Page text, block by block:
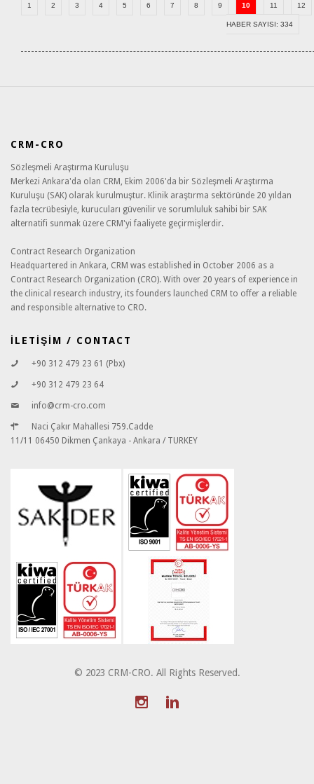
1 2 3 4 5 6 7 8 9 10 11 12
HABER SAYISI: 334
CRM-CRO
Sözleşmeli Araştırma Kuruluşu
Merkezi Ankara'da olan CRM, Ekim 2006'da bir Sözleşmeli Araştırma
Kuruluşu (SAK) olarak kurulmuştur. Klinik araştırma sektöründe 20 yıldan
fazla tecrübesiyle, kurucuları güvenilir ve sorumluluk sahibi bir SAK
alternatifi sunmak üzere CRM'yi faaliyete geçirmişlerdir.
Contract Research Organization
Headquartered in Ankara, CRM was established in October 2006 as a
Contract Research Organization (CRO). With over 20 years of experience in
the clinical research industry, its founders launched CRM to offer a reliable
and responsible alternative to CRO.
İLETİŞİM / CONTACT
+90 312 479 23 61 (Pbx)
+90 312 479 23 64
info@crm-cro.com
Naci Çakır Mahallesi 759.Cadde
11/11 06450 Dikmen Çankaya - Ankara / TURKEY
© 2023 CRM-CRO. All Rights Reserved.